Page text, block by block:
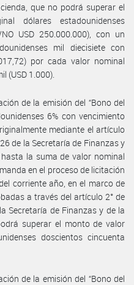
que no podrá superar el
dólares estadounidenses
USD 250.000.000), con un
mil diecisiete con
por cada valor nominal
(USD 1.000).
de la emisión del “Bono del
6% con vencimiento
mediante el artículo
de la Secretaría de Finanzas y
la suma de valor nominal
en el proceso de licitación
corriente año, en el marco de
a través del artículo 2° de
Secretaría de Finanzas y de la
superar el monto de valor
doscientos cincuenta
de la emisión del “Bono del